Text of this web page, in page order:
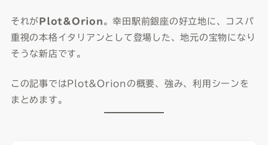
それが Plot&Orion 。幸田駅前銀座の好立地に、コスパ
重視の本格イタリアンとして登場した、地元の宝物になり
そうな新店です。
この記事ではPlot&Orionの概要、強み、利用シーンを
まとめます。